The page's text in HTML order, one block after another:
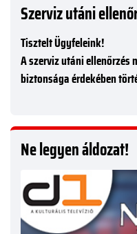
Szerviz utáni
Tisztelt Ügyfeleink!
A szerviz utáni ellenőrzés
biztonsága érdekében
Ne legyen áldozat!